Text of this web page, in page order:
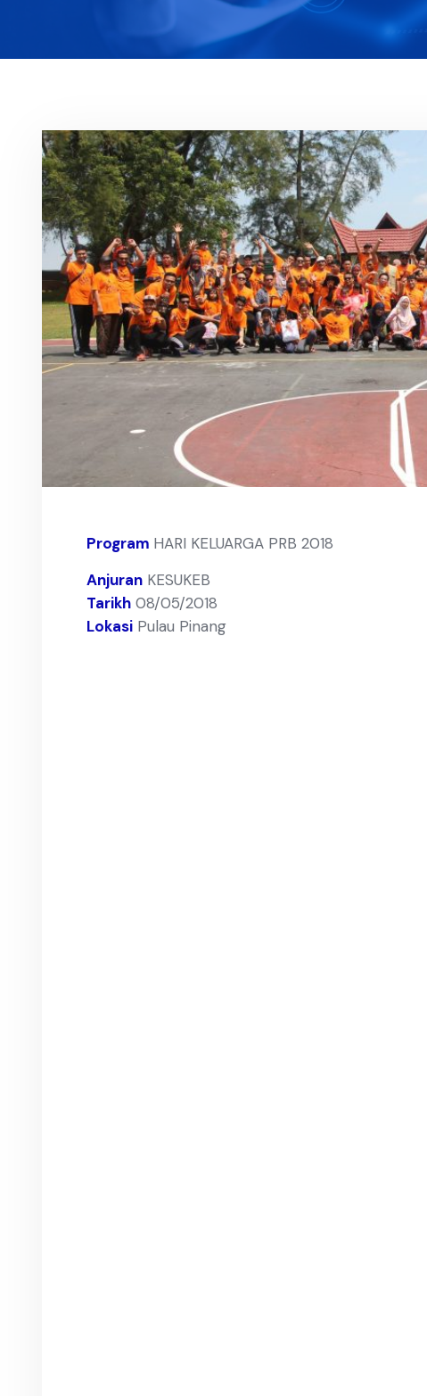
Program HARI KELUARGA PRB 2018
Anjuran KESUKEB
Tarikh 08/05/2018
Lokasi Pulau Pinang